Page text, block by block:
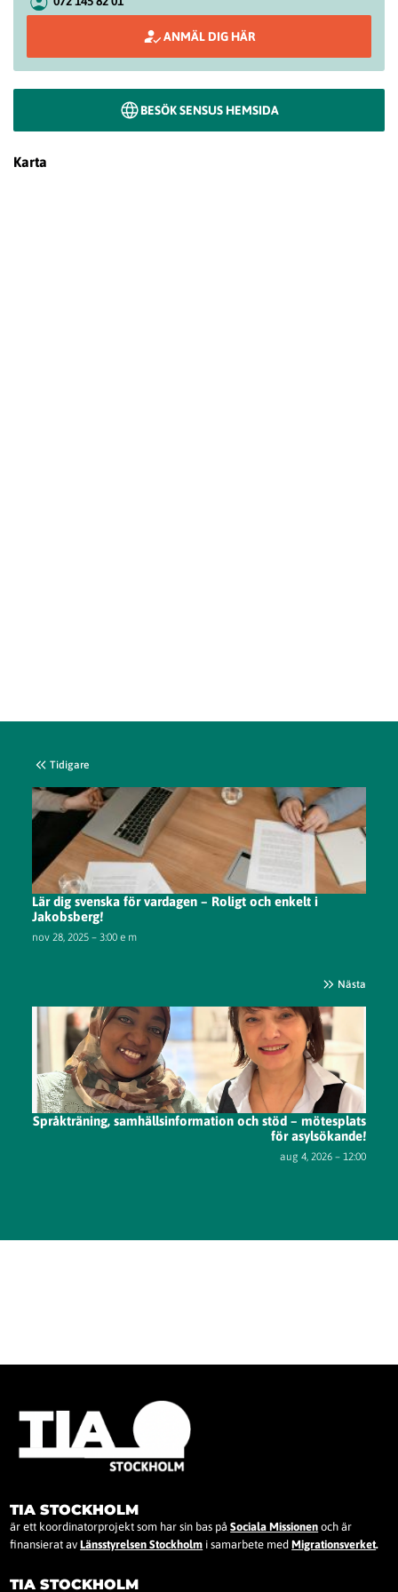
ANMÄL DIG HÄR
BESÖK SENSUS HEMSIDA
Karta
Tidigare
Lär dig svenska för vardagen – Roligt och enkelt i
Jakobsberg!
nov 28, 2025 – 3:00 e m
Nästa
Språkträning, samhällsinformation och stöd – mötesplats
för asylsökande!
aug 4, 2026 – 12:00
TIA STOCKHOLM
är ett koordinatorprojekt som har sin bas påSociala Missionen och är
finansierat avLänsstyrelsen Stockholm i samarbete medMigrationsverket.
TIA STOCKHOLM